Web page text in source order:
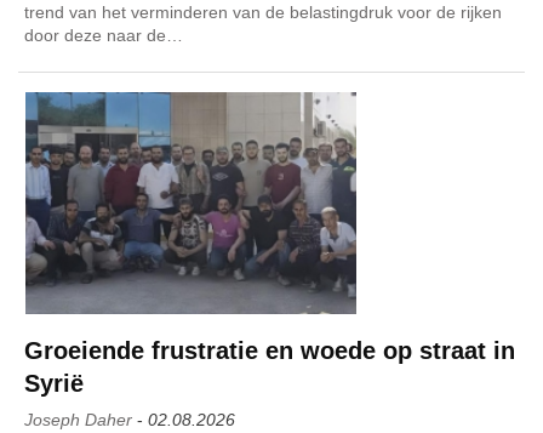
trend van het verminderen van de belastingdruk voor de rijken
door deze naar de…
Groeiende frustratie en woede op straat in
Syrië
Joseph Daher - 02.08.2026